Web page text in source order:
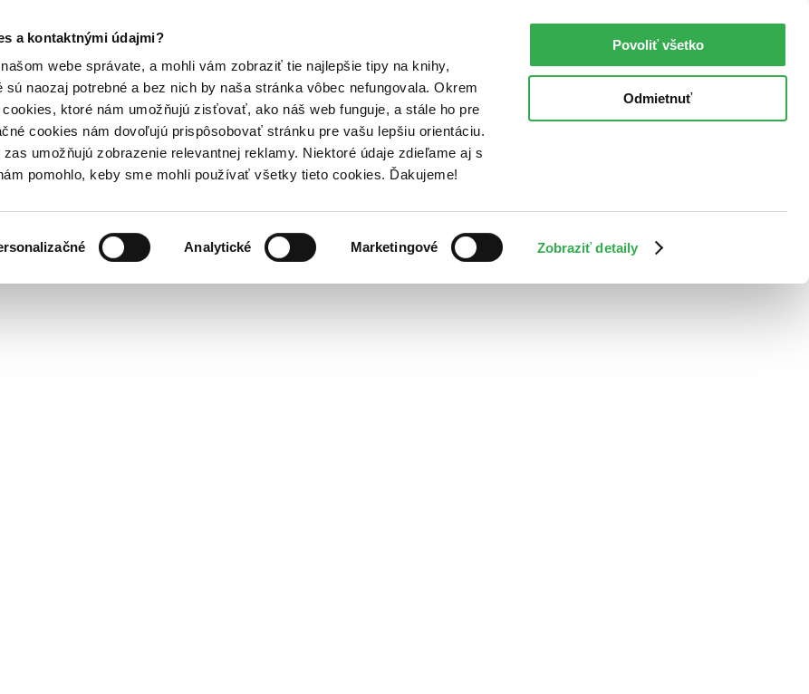
a kontaktnými údajmi?
webe správate, a mohli vám zobraziť tie najlepšie tipy na knihy,
naozaj potrebné a bez nich by naša stránka vôbec nefungovala. Okrem
ktoré nám umožňujú zisťovať, ako náš web funguje, a stále ho pre
cookies nám dovoľujú prispôsobovať stránku pre vašu lepšiu orientáciu.
umožňujú zobrazenie relevantnej reklamy. Niektoré údaje zdieľame aj s
pomohlo, keby sme mohli používať všetky tieto cookies. Ďakujeme!
Analytické Marketingové Zobraziť detaily
Povoliť všetko
Odmietnuť